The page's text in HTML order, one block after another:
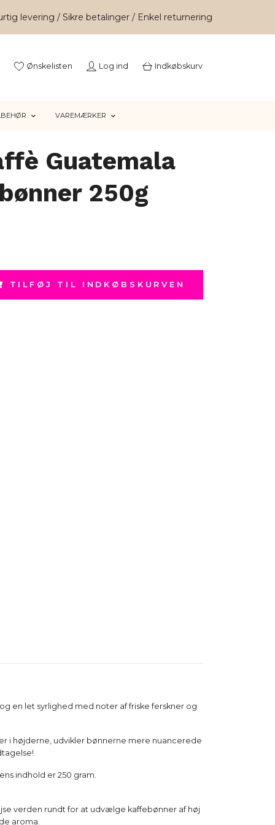
levering / Sikre betalinger / Enkel returnering
Ønskelisten Log ind Indkøbskurv
VAREMÆRKER
Guatemala
250g
TILFØJ TIL INDKØBSKURVEN
en let syrlighed med noter af friske ferskner og
i højderne, udvikler bønnerne mere nuancerede
indhold er 250 gram.
verden rundt for at udvælge kaffebønner af høj
aroma.